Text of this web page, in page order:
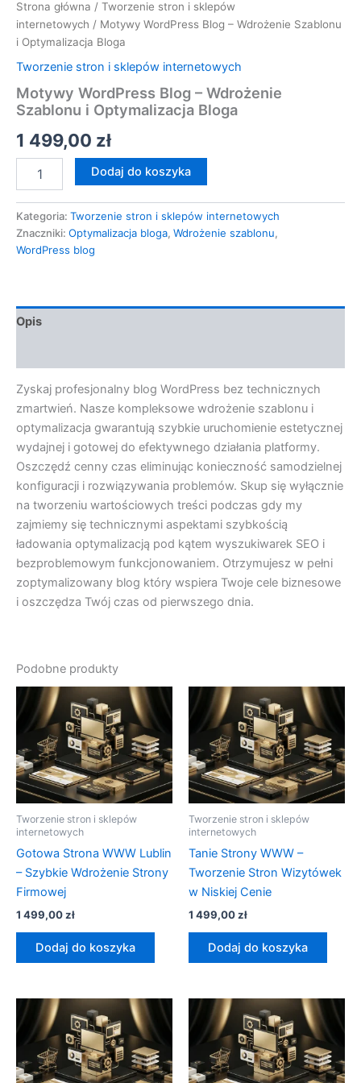
Strona główna / Tworzenie stron i sklepów
internetowych / Motywy WordPress Blog – Wdrożenie Szablonu
i Optymalizacja Bloga
Tworzenie stron i sklepów internetowych
Motywy WordPress Blog – Wdrożenie
Szablonu i Optymalizacja Bloga
1 499,00 zł
Dodaj do koszyka
Kategoria: Tworzenie stron i sklepów internetowych
Znaczniki: Optymalizacja bloga, Wdrożenie szablonu,
WordPress blog
Opis
Zyskaj profesjonalny blog WordPress bez technicznych
zmartwień. Nasze kompleksowe wdrożenie szablonu i
optymalizacja gwarantują szybkie uruchomienie estetycznej
wydajnej i gotowej do efektywnego działania platformy.
Oszczędź cenny czas eliminując konieczność samodzielnej
konfiguracji i rozwiązywania problemów. Skup się wyłącznie
na tworzeniu wartościowych treści podczas gdy my
zajmiemy się technicznymi aspektami szybkością
ładowania optymalizacją pod kątem wyszukiwarek SEO i
bezproblemowym funkcjonowaniem. Otrzymujesz w pełni
zoptymalizowany blog który wspiera Twoje cele biznesowe
i oszczędza Twój czas od pierwszego dnia.
Podobne produkty
Tworzenie stron i sklepów
internetowych
Gotowa Strona WWW Lublin
– Szybkie Wdrożenie Strony
Firmowej
1 499,00zł
Dodaj do koszyka
Tworzenie stron i sklepów
internetowych
Tanie Strony WWW –
Tworzenie Stron Wizytówek
w Niskiej Cenie
1 499,00zł
Dodaj do koszyka